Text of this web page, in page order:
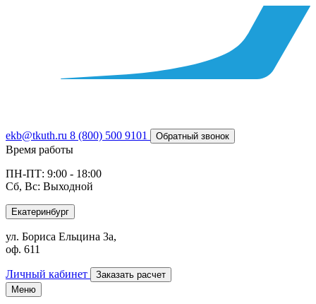
ekb@tkuth.ru 8 (800) 500 9101 Обратный звонок
Время работы
ПН-ПТ: 9:00 - 18:00
Сб, Вс: Выходной
Екатеринбург
ул. Бориса Ельцина 3а,
оф. 611
Личный кабинет
Заказать расчет
Меню